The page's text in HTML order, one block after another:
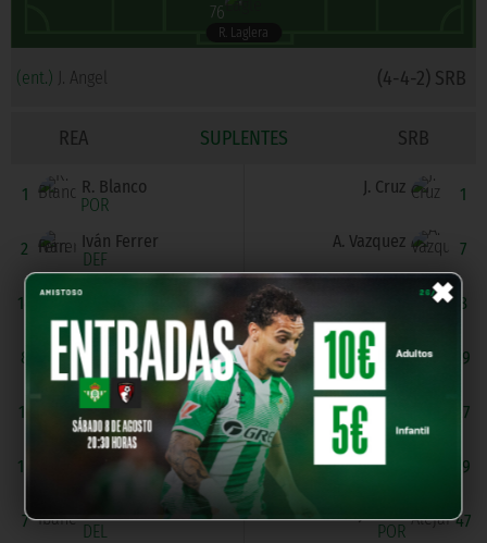
×
(ent.) J. Angel (4-4-2) SRB
76
R. Laglera
REA SUPLENTES SRB
1
POR
R. Blanco
2
DEF
Iván Ferrer
14
DEF
P. Delgado
8
MED
R. Vargas
11
MED
C. Perez
16 A. Carretero
7
DEL
1
J. Cruz
7
A. Vazquez
8
19
H. Rodriguez
27
J. Zabala
29
A. Moya
47
POR